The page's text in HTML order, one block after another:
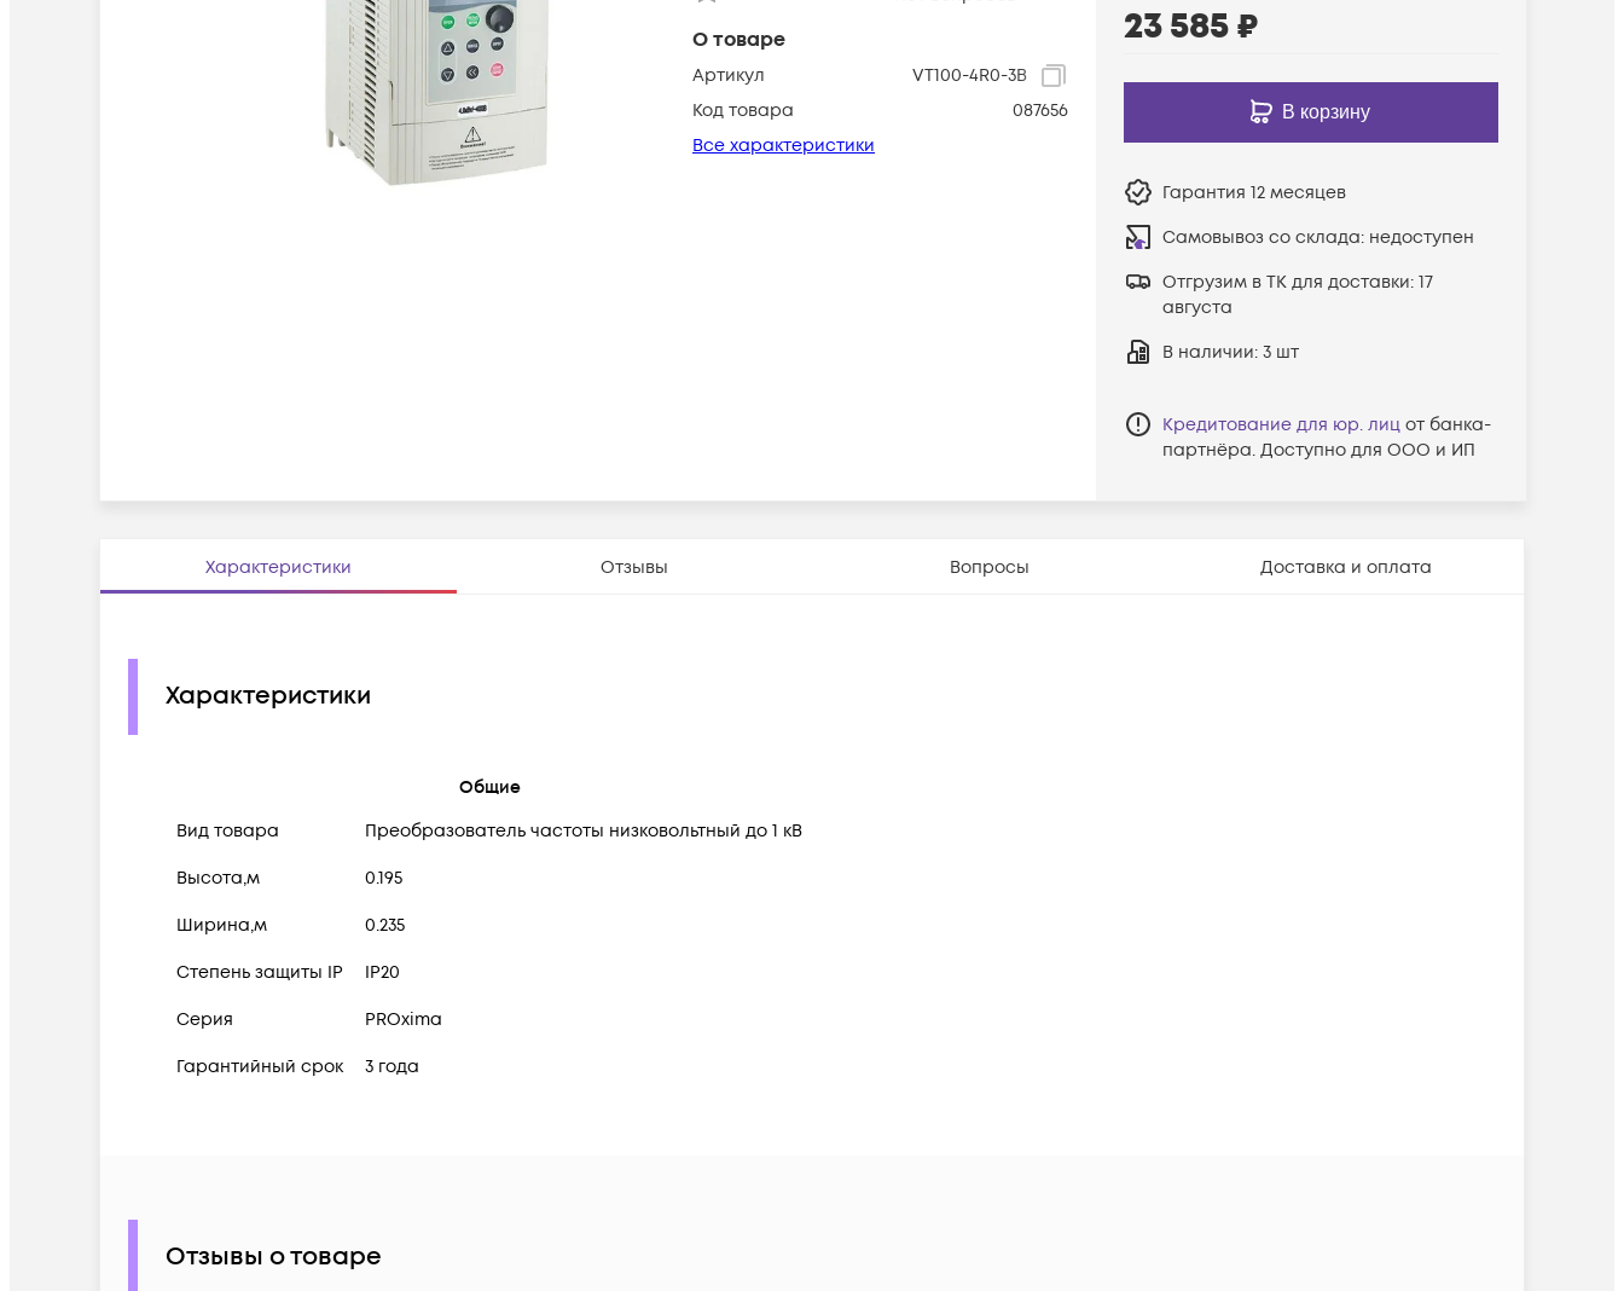
О товаре
Артикул
VT100-4R0-3B
Код товара
087656
Все характеристики
23 585₽
В корзину
Гарантия 12 месяцев
Самовывоз со склада: недоступен
Отгрузим в ТК для доставки: 17
августа
В наличии: 3 шт
Кредитование для юр. лиц от банка-
партнёра. Доступно для ООО и ИП
Характеристики Отзывы Вопросы Доставка и оплата
Характеристики
Общие
Вид товара
Преобразователь частоты низковольтный до 1 кВ
Высота,м 0.195
Ширина,м 0.235
Степень защиты IP IP20
Серия PROxima
Гарантийный срок 3 года
Отзывы о товаре